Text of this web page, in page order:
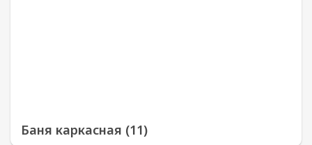
Баня каркасная (11)